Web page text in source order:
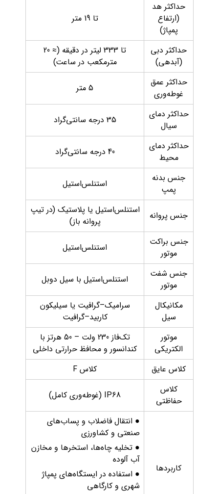
حداکثر هد
(ارتفاع
پمپاژ)
تا 19 متر
حداکثر دبی
(آبدهی)
تا 333 لیتر در دقیقه (≈ 20
مترمکعب در ساعت)
حداکثر عمق
غوطه‌وری
5 متر
حداکثر دمای
سیال
35 درجه سانتی‌گراد
حداکثر دمای
محیط
40 درجه سانتی‌گراد
جنس بدنه
پمپ
استنلس‌استیل
جنس پروانه
استنلس‌استیل یا پلاستیک (در تیپ
پروانه باز)
جنس براکت
موتور
استنلس‌استیل
جنس شفت
موتور
استنلس‌استیل با سیل دوبل
مکانیکال
سیل
سرامیک–گرافیت یا سیلیکون
کاربید–گرافیت
موتور
الکتریکی
تک‌فاز 230 ولت – 50 هرتز با
کندانسور و محافظ حرارتی داخلی
کلاس عایق
کلاس F
کلاس
حفاظتی
IP68 (غوطه‌وری کامل)
کاربردها
● انتقال فاضلاب و پساب‌های
صنعتی و کشاورزی
● تخلیه چاه‌ها، استخرها و مخازن
آب آلوده
● استفاده در ایستگاه‌های پمپاژ
شهری و کارگاهی